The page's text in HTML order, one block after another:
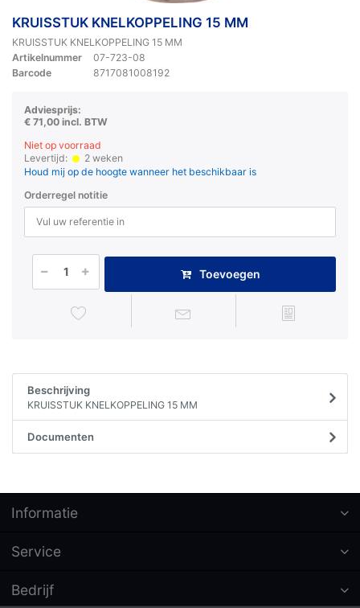
KRUISSTUK KNELKOPPELING 15 MM
KRUISSTUK KNELKOPPELING 15 MM
Artikelnummer
07-723-08
Barcode
8717081008192
Adviesprijs:
€ 71,00 incl. BTW
Niet op voorraad
Levertijd:
2 weken
Houd mij op de hoogte wanneer het beschikbaar is
Orderregel notitie
Toevoegen
Beschrijving
KRUISSTUK KNELKOPPELING 15 MM
Documenten
Informatie
Service
Bedrijf